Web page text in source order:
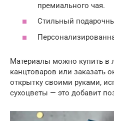
премиального чая.
Стильный
Материалы можно купить в
канцтоваров или заказать
открытку своими руками,
сухоцветы — это добавит